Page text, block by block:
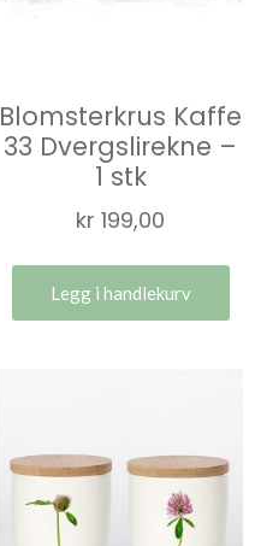
Blomsterkrus Kaffe
33 Dvergslirekne –
1 stk
kr 199,00
Legg i handlekurv